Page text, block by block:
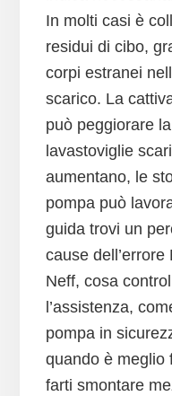
In molti casi è
residui di cibo,
corpi estranei
scarico. La
può peggiorare
lavastoviglie
aumentano, le
pompa può
guida trovi un
cause
Neff, cosa
l’assistenza,
pompa in
quando è meglio
farti smontare